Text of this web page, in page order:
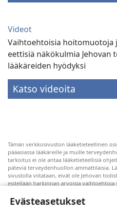
Evästeasetukset
Videot
Vaihtoehtoisia hoitomuotoja
eettisiä näkökulmia Jehovan
lääkäreiden hyödyksi
Katso videoita
Tämän verkkosivuston lääketieteellinen
pääasiassa lääkäreille ja muille
tarkoitus ei ole antaa lääketieteellisiä
päteviä terveydenhuollon ammattilaisia.
sivustolla viitataan, eivät ole Jehovan
esitellään harkinnan arvoisia vaihtoehtoja
tasalla, keskustella hoitovaihtoehdoista
tekemään päätöksiä, joissa otetaan